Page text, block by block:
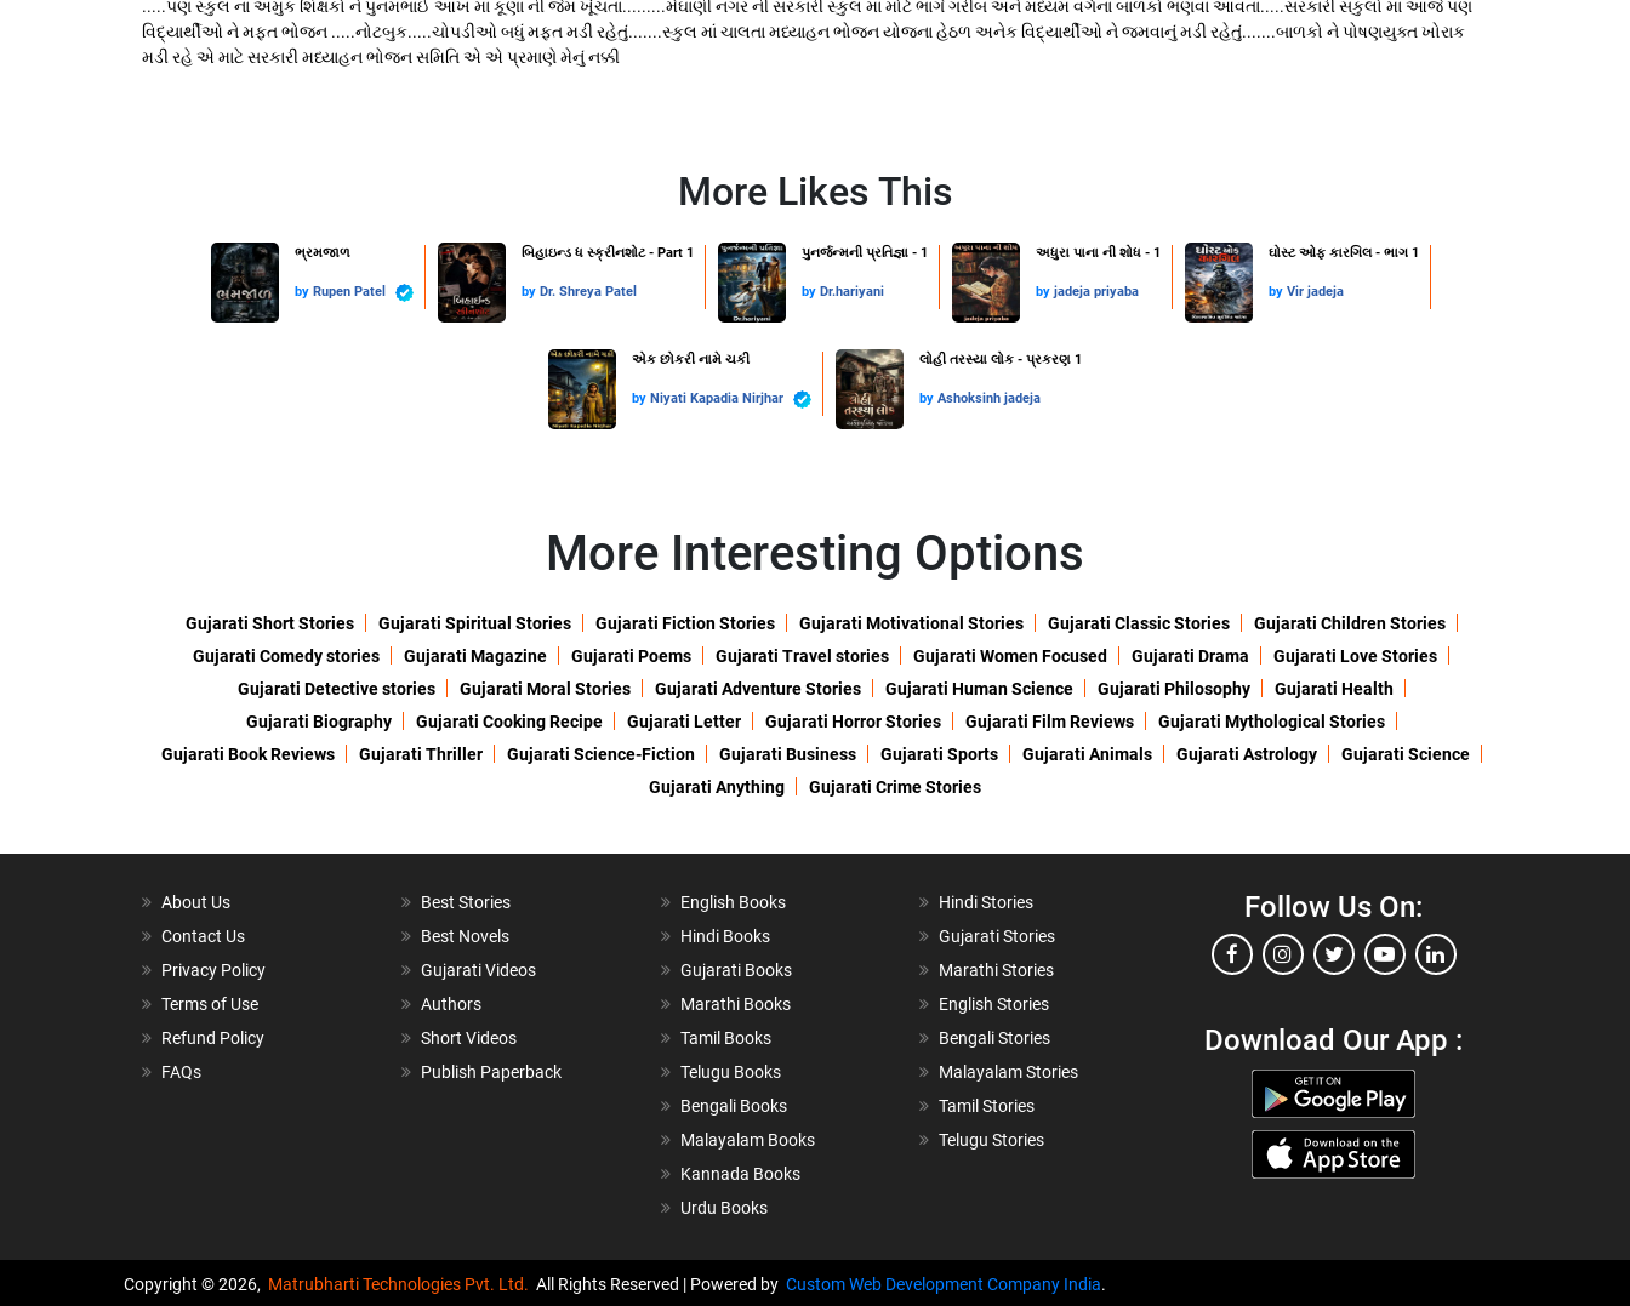
.....પણ સ્કુલ ના અમુક શિક્ષકો ને પુનમભાઈ આખ માં કૂણા ની જેમ ખૂંચતા.........મેઘાણી નગર ની સરકારી સ્કુલ મા મોટે ભાગે ગરીબ અને મધ્યમ વર્ગના બાળકો ભણવા આવતાં.....સરકારી સકુલો માં આજે પણ
વિદ્યાર્થીઓ ને મફત ભોજન .....નોટબુક.....ચોપડીઓ બધું મફત મડી રહેતું.......સ્કુલ માં ચાલતા મધ્યાહન ભોજન યોજના હેઠળ અનેક વિદ્યાર્થીઓ ને જમવાનું મડી રહેતું.......બાળકો ને પોષણયુક્ત ખોરાક
મડી રહે એ માટે સરકારી મધ્યાહન ભોજન સમિતિ એ એ પ્રમાણે મેનું નક્કી
More Likes This
ભ્રમજાળ
by Rupen Patel
બિહાઇન્ડ ધ સ્ક્રીનશોટ - Part 1
by Dr. Shreya Patel
પુનર્જન્મની પ્રતિજ્ઞા - 1
by Dr.hariyani
અધુરા પાના ની શોધ - 1
by jadeja priyaba
ઘોસ્ટ ઓફ કારગિલ - ભાગ 1
by Vir jadeja
એક છોકરી નામે ચકી
by Niyati Kapadia Nirjhar
લોહી તરસ્યા લોક - પ્રકરણ 1
by Ashoksinh jadeja
More Interesting Options
Gujarati Short Stories Gujarati Spiritual Stories Gujarati Fiction Stories Gujarati Motivational Stories Gujarati Classic Stories
Gujarati Children Stories
Gujarati Comedy stories
Gujarati Magazine Gujarati Poems Gujarati Travel stories Gujarati Women Focused Gujarati Drama
Gujarati Love Stories
Gujarati Detective stories
Gujarati Moral Stories Gujarati Adventure Stories Gujarati Human Science Gujarati Philosophy
Gujarati Health
Gujarati Biography
Gujarati Cooking Recipe Gujarati Letter Gujarati Horror Stories Gujarati Film Reviews
Gujarati Mythological Stories
Gujarati Book Reviews
Gujarati Thriller Gujarati Science-Fiction Gujarati Business Gujarati Sports Gujarati Animals Gujarati Astrology
Gujarati Science
Gujarati Anything
Gujarati Crime Stories
About Us
Contact Us
Privacy Policy
Terms of Use
Refund Policy
FAQs
Best Stories
Best Novels
Gujarati Videos
Authors
Short Videos
Publish Paperback
English Books
Hindi Books
Gujarati Books
Marathi Books
Tamil Books
Telugu Books
Bengali Books
Malayalam Books
Kannada Books
Urdu Books
Hindi Stories
Gujarati Stories
Marathi Stories
English Stories
Bengali Stories
Malayalam Stories
Tamil Stories
Telugu Stories
Follow Us On:
Download Our App :
Copyright © 2026, Matrubharti Technologies Pvt. Ltd. All Rights Reserved | Powered by Custom Web Development Company India.